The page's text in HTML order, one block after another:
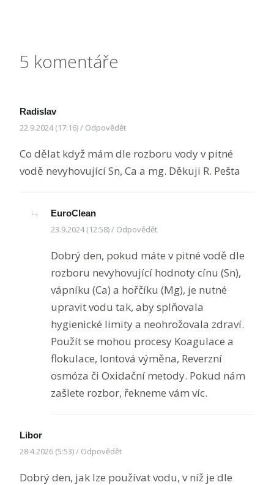
5 komentáře
Radislav
22.9.2024 (17:16)/ Odpovědět
Co dělat když mám dle rozboru vody v pitné
vodě nevyhovující Sn, Ca a mg. Děkuji R. Pešta
EuroClean
23.9.2024 (12:58)/ Odpovědět
Dobrý den, pokud máte v pitné vodě dle
rozboru nevyhovující hodnoty cínu (Sn),
vápníku (Ca) a hořčíku (Mg), je nutné
upravit vodu tak, aby splňovala
hygienické limity a neohrožovala zdraví.
Použít se mohou procesy Koagulace a
flokulace, Iontová výměna, Reverzní
osmóza či Oxidační metody. Pokud nám
zašlete rozbor, řekneme vám víc.
Libor
28.4.2026 (5:53)/ Odpovědět
Dobrý den, jak lze používat vodu, v níž je dle